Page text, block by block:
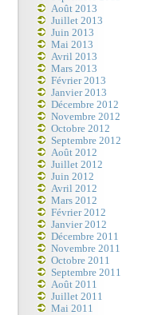
Août 2013
Juillet 2013
Juin 2013
Mai 2013
Avril 2013
Mars 2013
Février 2013
Janvier 2013
Décembre 2012
Novembre 2012
Octobre 2012
Septembre 2012
Août 2012
Juillet 2012
Juin 2012
Avril 2012
Mars 2012
Février 2012
Janvier 2012
Décembre 2011
Novembre 2011
Octobre 2011
Septembre 2011
Août 2011
Juillet 2011
Mai 2011